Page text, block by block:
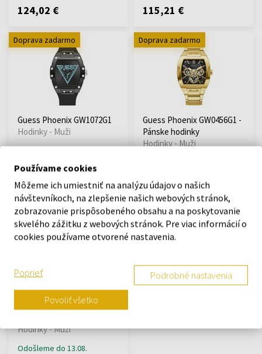
124,02 € 115,21 €
Doprava zadarmo
Guess Phoenix GW1072G1
Hodinky - Muži
Odošleme do 13.08.
101,59 €
Doprava zadarmo
Guess Phoenix GW0456G1 -
Pánske hodinky
Hodinky - Muži
181,13 €
Doprava zadarmo
Guess Phoenix GW0202G7 -
Hodinky - Muži
Odošleme do 13.08.
Používame cookies
Môžeme ich umiestniť na analýzu údajov o našich
návštevníkoch, na zlepšenie našich webových stránok,
zobrazovanie prispôsobeného obsahu a na poskytovanie
skvelého zážitku z webových stránok. Pre viac informácií o
cookies používame otvorené nastavenia.
Poprieť Podrobné nastavenia
Povoliť všetko